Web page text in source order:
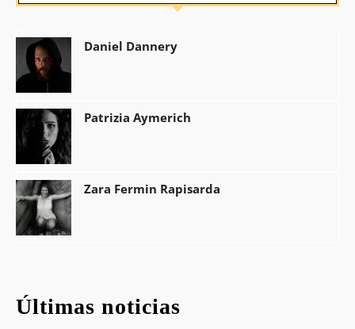
Daniel Dannery
Patrizia Aymerich
Zara Fermin Rapisarda
Últimas noticias